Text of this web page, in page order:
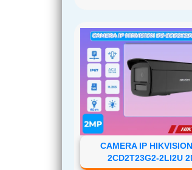
CAMERA IP
2CD2T23G2-2LI2U